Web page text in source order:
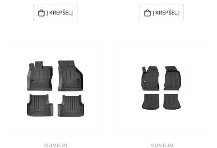
Į KREPŠELĮ Į KREPŠELĮ
KILIMĖLIAI KILIMĖLIAI